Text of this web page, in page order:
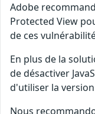
Adobe
Protected View
de ces
En plus de la
de désactiver
d'utiliser la version
Nous